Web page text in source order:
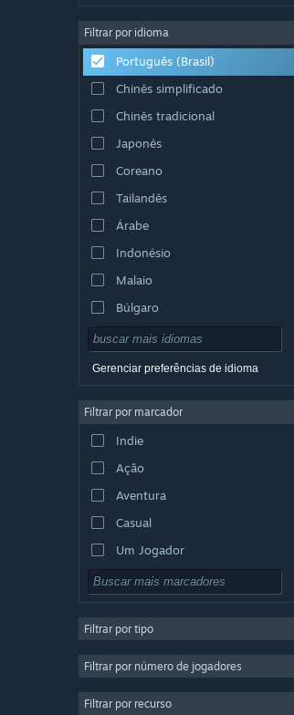
Filtrar por idioma
Português (Brasil)
Chinês simplificado
Chinês tradicional
Japonês
Coreano
Tailandês
Árabe
Indonésio
Malaio
Búlgaro
Tcheco
Dinamarquês
Inglês
Espanhol (Espanha)
Espanhol (América Latina)
Gerenciar preferências de idioma
Filtrar por marcador
Indie
Ação
Aventura
Casual
Um Jogador
Simulação
Estratégia
Filtrar por tipo
Filtrar por número de jogadores
Filtrar por recurso